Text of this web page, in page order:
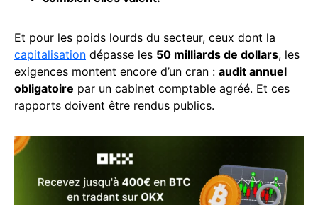
Et pour les poids lourds du secteur, ceux dont la
capitalisation dépasse les 50 milliards de dollars, les
exigences montent encore d’un cran : audit annuel
obligatoire par un cabinet comptable agréé. Et ces
rapports doivent être rendus publics.